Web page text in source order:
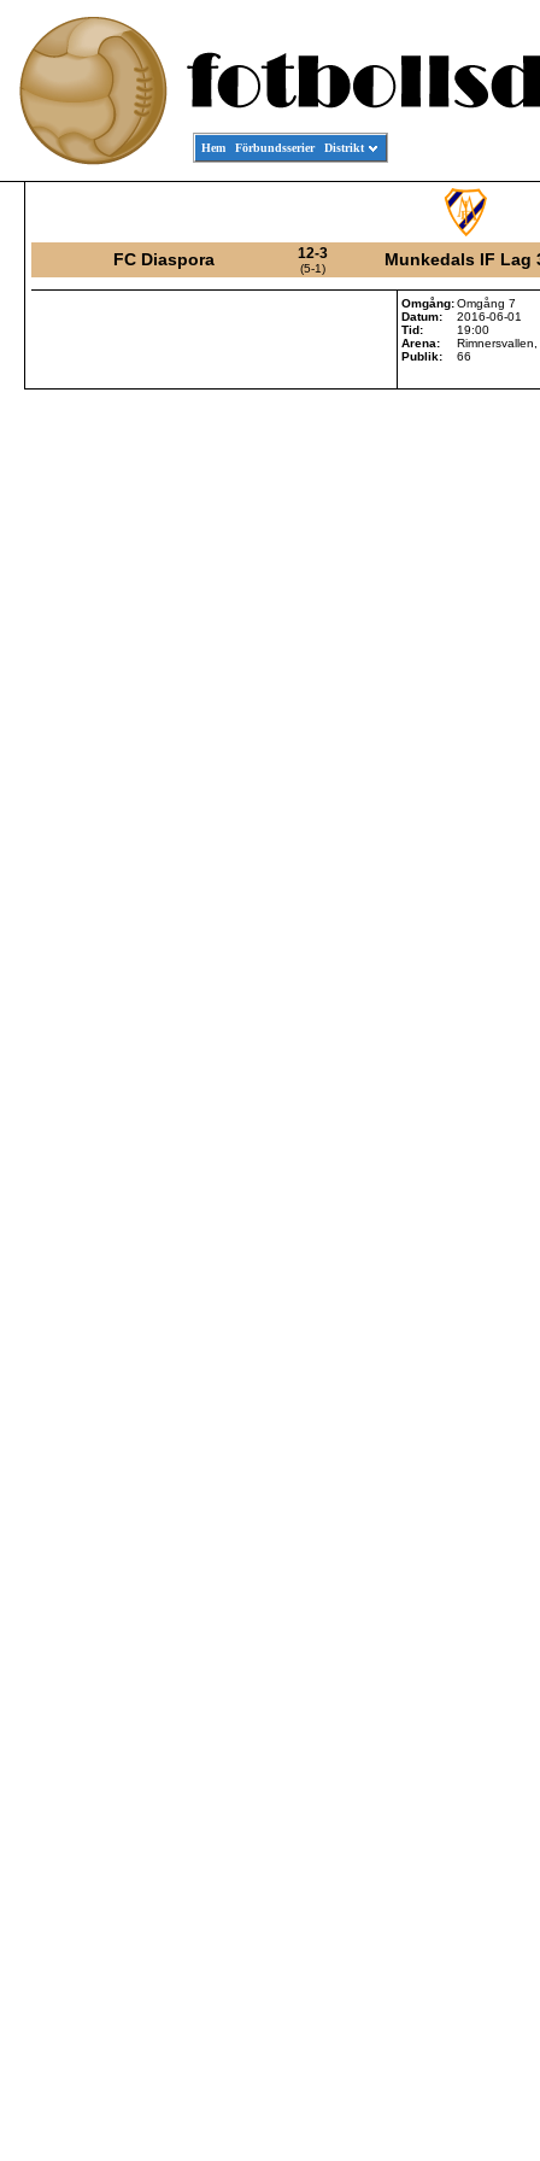
Hem Förbundsserier Distrikt
FC Diaspora 12-3
(5-1) Munkedals IF Lag
Omgång:Omgång 7
Datum:
2016-06-01
Tid:
19:00
Arena:
Publik:
66